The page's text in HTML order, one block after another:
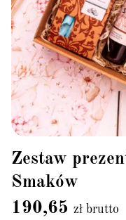
Zestaw
Smaków
190,65 zł brutto